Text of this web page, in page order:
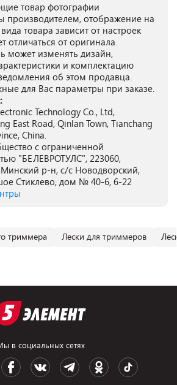
товар фотографии
производителем, отображение на
товара зависит от настроек
отличаться от оригинала.
может изменять дизайн,
и комплектацию
об этом продавца.
для Вас параметры при заказе.
Technology Co., Ltd,
East Road, Qinlan Town, Tianchang
China.
с ограниченной
"БЕЛЕВРОТУЛС", 223060,
р-н, с/с Новодворский,
Стиклево, дом № 40-6, 6-22
триммера Лески для триммеров
в социальных сетях